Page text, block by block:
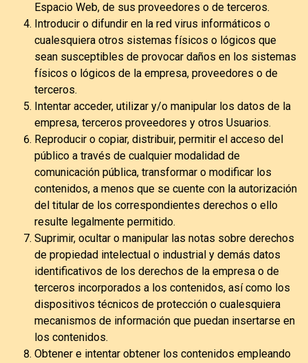
Espacio Web, de sus proveedores o de terceros.
Introducir o difundir en la red virus informáticos o
cualesquiera otros sistemas físicos o lógicos que
sean susceptibles de provocar daños en los sistemas
físicos o lógicos de la empresa, proveedores o de
terceros.
Intentar acceder, utilizar y/o manipular los datos de la
empresa, terceros proveedores y otros Usuarios.
Reproducir o copiar, distribuir, permitir el acceso del
público a través de cualquier modalidad de
comunicación pública, transformar o modificar los
contenidos, a menos que se cuente con la autorización
del titular de los correspondientes derechos o ello
resulte legalmente permitido.
Suprimir, ocultar o manipular las notas sobre derechos
de propiedad intelectual o industrial y demás datos
identificativos de los derechos de la empresa o de
terceros incorporados a los contenidos, así como los
dispositivos técnicos de protección o cualesquiera
mecanismos de información que puedan insertarse en
los contenidos.
Obtener e intentar obtener los contenidos empleando